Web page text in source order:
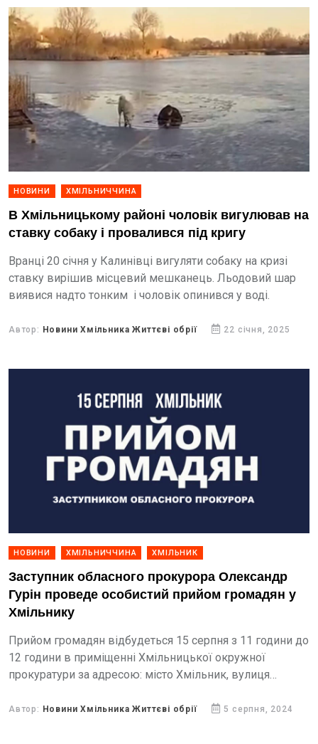
НОВИНИ ХМІЛЬНИЧЧИНА
В Хмільницькому районі чоловік вигулював на
ставку собаку і провалився під кригу
Вранці 20 січня у Калинівці вигуляти собаку на кризі
ставку вирішив місцевий мешканець. Льодовий шар
виявися надто тонким і чоловік опинився у воді.
Автор: Новини Хмільника Життєві обрії 22 січня, 2025
НОВИНИ ХМІЛЬНИЧЧИНА ХМІЛЬНИК
Заступник обласного прокурора Олександр
Гурін проведе особистий прийом громадян у
Хмільнику
Прийом громадян відбудеться 15 серпня з 11 години до
12 години в приміщенні Хмільницької окружної
прокуратури за адресою: місто Хмільник, вулиця
Автор: Новини Хмільника Життєві обрії 5 серпня, 2024